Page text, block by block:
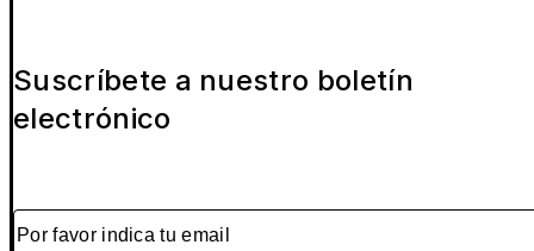
Suscríbete a nuestro boletín
electrónico
Por favor indica tu email